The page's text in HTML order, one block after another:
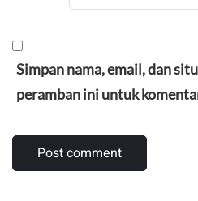
Simpan nama, email, dan
peramban ini untuk